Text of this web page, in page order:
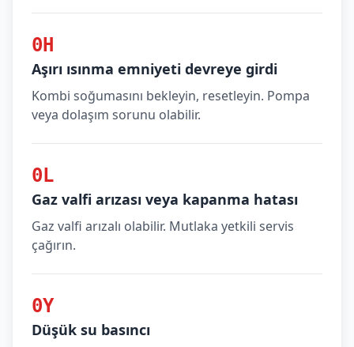
0H
Aşırı ısınma emniyeti devreye girdi
Kombi soğumasını bekleyin, resetleyin. Pompa
veya dolaşım sorunu olabilir.
0L
Gaz valfi arızası veya kapanma hatası
Gaz valfi arızalı olabilir. Mutlaka yetkili servis
çağırın.
0Y
Düşük su basıncı